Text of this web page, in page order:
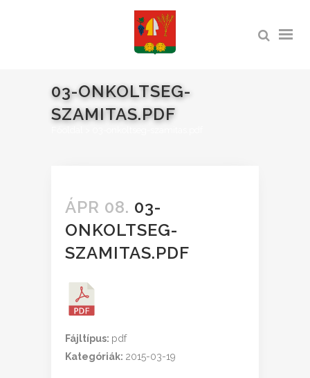
03-ONKOLTSEG-
SZAMITAS.PDF
ÁPR 08. 03-
ONKOLTSEG-
SZAMITAS.PDF
Fájltípus: pdf
Kategóriák: 2015-03-19